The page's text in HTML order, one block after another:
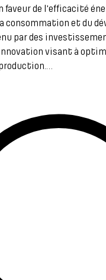
faveur de l'efficacité
consommation et du
par des
visant à